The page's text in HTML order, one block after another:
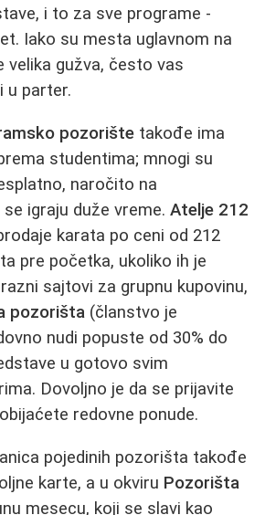
i to za sve programe -
Iako su mesta uglavnom na
velika gužva, često vas
u parter.
pozorište takođe ima
studentima; mnogi su
naročito na
igraju duže vreme. Atelje 212
karata po ceni od 212
pre početka, ukoliko ih je
sajtovi za grupnu kupovinu,
pozorišta (članstvo je
nudi popuste od 30% do
u gotovo svim
Dovoljno je da se prijavite
redovne ponude.
pojedinih pozorišta takođe
karte, a u okviru Pozorišta
mesecu, koji se slavi kao